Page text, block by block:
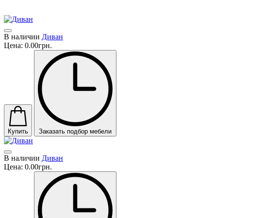
В наличии Диван
Цена: 0.00грн.
Купить Заказать подбор мебели
В наличии Диван
Цена: 0.00грн.